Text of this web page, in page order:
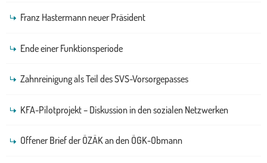
Franz Hastermann neuer Präsident
Ende einer Funktionsperiode
Zahnreinigung als Teil des SVS-Vorsorgepasses
KFA-Pilotprojekt – Diskussion in den sozialen Netzwerken
Offener Brief der ÖZÄK an den ÖGK-Obmann